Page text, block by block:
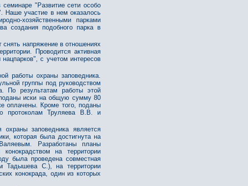
"Развитие сети особо
Наше участие в нем оказалось
хозяйственными парками
создания подобного парка в
снять напряжение в отношениях
Проводится активная
с учетом интересов
работы охраны заповедника.
группы под руководством
По результатам работы этой
иски на общую сумму 80
оплачены. Кроме того, поданы
протоколам Труляева В.В. и
заповедника является
которая была достигнута на
Разработаны планы
на территории
была проведена совместная
Тадышева С.), на территории
конокрада, один из которых